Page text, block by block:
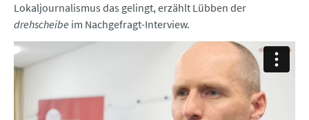
Lokaljournalismus das gelingt, erzählt Lübben der
drehscheibe im Nachgefragt-Interview.